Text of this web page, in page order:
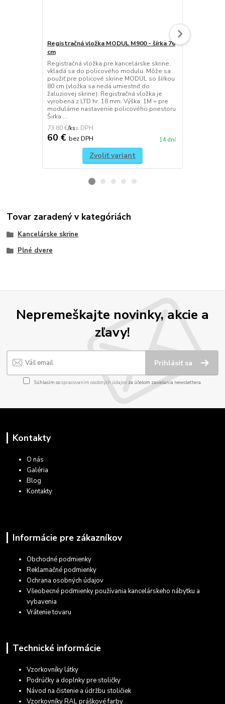
Registračná vložka MODUL M900 - šírka 76
cm
Registračná vložka pre kancelárske skrine,
vkladá sa do policového modulu. Môže sa
použiť pre policové skrine MODUL so šírkou
80 cm (vložka sa nedá umiestniť do
žaluziovej skrine). Registračná vložka je
vyrobená z LTD hr. 18 mm. Výška: 1M = pre
modulárne nastavenie policového priestoru
Širka ...
73,80 €/ks
60 € bez DPH 14 dní
Zvoliť variant
Kontajner 4
Tovar zaradený v kategóriách
Kancelárske skrine
Plné dvere
Nepremeškajte novinky, akcie a
zľavy!
Prihlásiť sa
Súhlasím sospracovaním osobných údajov za účelom zasielania newslettera.
Kontakty
O nás
Galéria
Blog
Kontakty
Informácie pre zákazníkov
Obchodné podmienky
Reklamačné podmienky
Ochrana osobných údajov
Všeobecné podmienky používania kancelárskeho nábytku a
vybavenia
Vrátenie tovaru
Technické informácie
Vzorkovníky látky
Podrúčky a doplnky pre stoličky
Návod na čistenie a údržbu stoličiek
Vzorkovníky RAL práškové farby